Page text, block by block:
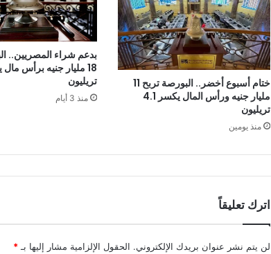
ختام أسبوع أخضر.. البورصة تربح 11
مليار جنيه ورأس المال يكسر 4.1
تريليون
منذ يومين
بدعم شراء المصريين..
تريليون
منذ 3 أيام
اترك تعليقاً
لن يتم نشر عنوان بريدك الإلكتروني. الحقول الإلزامية مشار إليها بـ *